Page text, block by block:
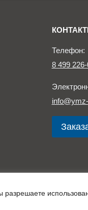
Телефон:
8 499
носит ознакомительный